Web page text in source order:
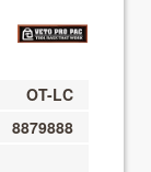
OT-LC
8879888